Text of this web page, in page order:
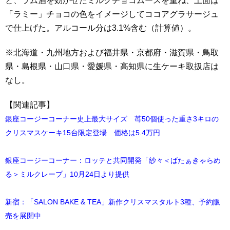
「ラミー」チョコの色をイメージしてココアグラサージュ
で仕上げた。アルコール分は3.1%含む（計算値）。
※北海道・九州地方および福井県・京都府・滋賀県・鳥取
県・島根県・山口県・愛媛県・高知県に生ケーキ取扱店は
なし。
【関連記事】
銀座コージーコーナー史上最大サイズ 苺50個使った重さ3キロの
クリスマスケーキ15台限定登場 価格は5.4万円
銀座コージーコーナー：ロッテと共同開発「紗々＜ばたぁきゃらめ
る＞ミルクレープ」10月24日より提供
新宿：「SALON BAKE & TEA」新作クリスマスタルト3種、予約販
売を展開中